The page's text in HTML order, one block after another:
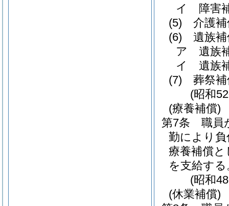
イ
障害
(5)
介護
(6)
遺族
ア
遺族
イ
遺族
(7)
葬祭
(昭和
(療養補償)
第7条
職員
勤により
療養補償
を支給する
(昭和
(休業補償)